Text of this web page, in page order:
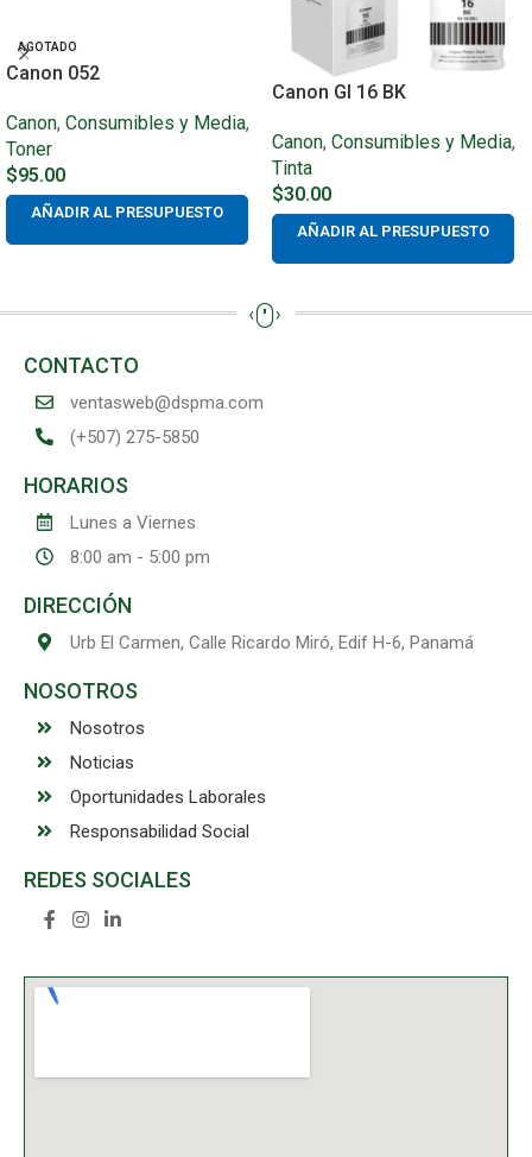
AGOTADO
Canon 052
Canon, Consumibles y Media,
Toner
$95.00
AÑADIR AL PRESUPUESTO
Canon GI 16 BK
Canon, Consumibles y Media,
Tinta
$30.00
AÑADIR AL PRESUPUESTO
CONTACTO
ventasweb@dspma.com
(+507) 275-5850
HORARIOS
Lunes a Viernes
8:00 am - 5:00 pm
DIRECCIÓN
Urb El Carmen, Calle Ricardo Miró, Edif H-6, Panamá
NOSOTROS
Nosotros
Noticias
Oportunidades Laborales
Responsabilidad Social
REDES SOCIALES